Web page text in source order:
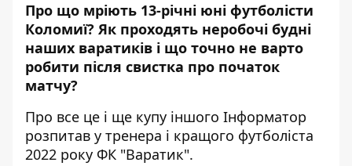
Про що мріють 13-річні юні футболісти
Коломиї? Як проходять неробочі будні
наших варатиків і що точно не варто
робити після свистка про початок
матчу?
Про все це і ще купу іншого Інформатор
розпитав у тренера і кращого футболіста
2022 року ФК "Варатик".